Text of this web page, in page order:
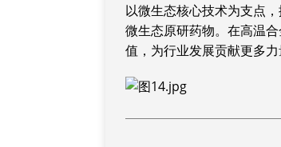
以微生态核心技术为支点
微生态原研药物。在高温
值，为行业发展贡献更多